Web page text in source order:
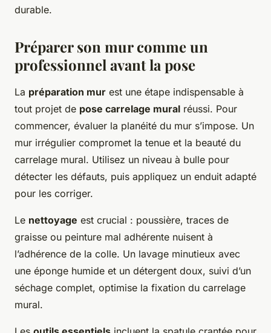
durable.
Préparer son mur comme un
professionnel avant la pose
La préparation mur est une étape indispensable à
tout projet de pose carrelage mural réussi. Pour
commencer, évaluer la planéité du mur s’impose. Un
mur irrégulier compromet la tenue et la beauté du
carrelage mural. Utilisez un niveau à bulle pour
détecter les défauts, puis appliquez un enduit adapté
pour les corriger.
Le nettoyage est crucial : poussière, traces de
graisse ou peinture mal adhérente nuisent à
l’adhérence de la colle. Un lavage minutieux avec
une éponge humide et un détergent doux, suivi d’un
séchage complet, optimise la fixation du carrelage
mural.